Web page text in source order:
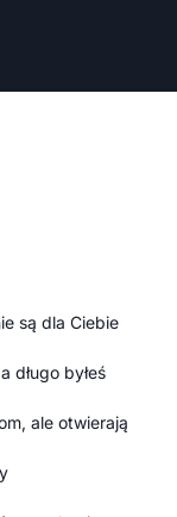
są dla Ciebie
długo byłeś
ale otwierają